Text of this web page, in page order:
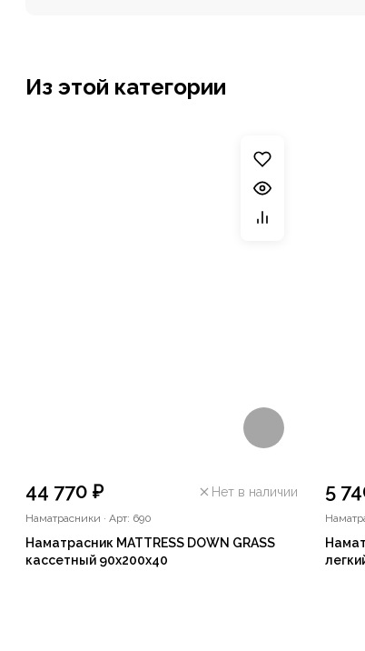
Из этой категории
44 770 ₽ Нет в наличии
Наматрасники · Арт: 690
Наматрасник MATTRESS DOWN GRASS
кассетный 90x200x40
5